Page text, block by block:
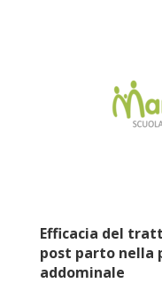
Efficacia del
post parto nella
addominale